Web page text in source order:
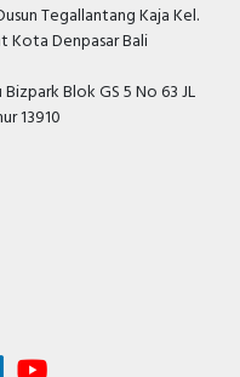
Tegallantang Kaja Kel.
Kota Denpasar Bali
Blok GS 5 No 63 JL
13910